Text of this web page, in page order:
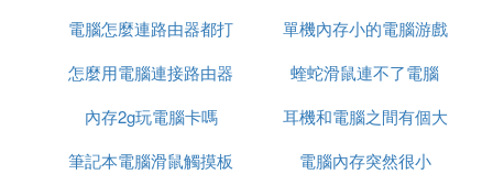
鼠
電腦怎麼連路由器都打
不開
單機內存小的電腦游戲
槍戰游戲
怎麼用電腦連接路由器
蝰蛇滑鼠連不了電腦
內存2g玩電腦卡嗎
耳機和電腦之間有個大
方塊
筆記本電腦滑鼠觸摸板
電腦內存突然很小